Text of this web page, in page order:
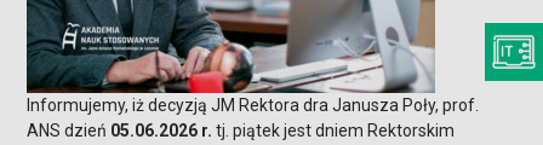
Informujemy, iż decyzją JM Rektora dra Janusza Poły, prof.
ANS dzień 05.06.2026 r.tj. piątek jest dniem Rektorskim